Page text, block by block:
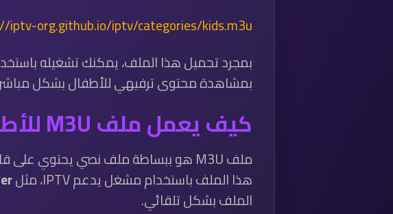
iptv-org.github.io/iptv/categories/kids.m3u
بمجرد تحميل هذا الملف، يمكنك تشغيله
بمشاهدة محتوى ترفيهي للأطفال بشكل
كيف يعمل ملف M3U للأطفال؟
هذا الملف باستخدام مشغل يدعم IPTV، مثل
الملف بشكل تلقائي.